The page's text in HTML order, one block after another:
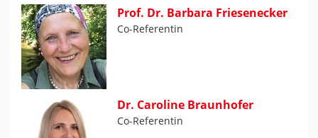
Prof. Dr. Barbara Friesenecker
Co-Referentin
Dr. Caroline Braunhofer
Co-Referentin